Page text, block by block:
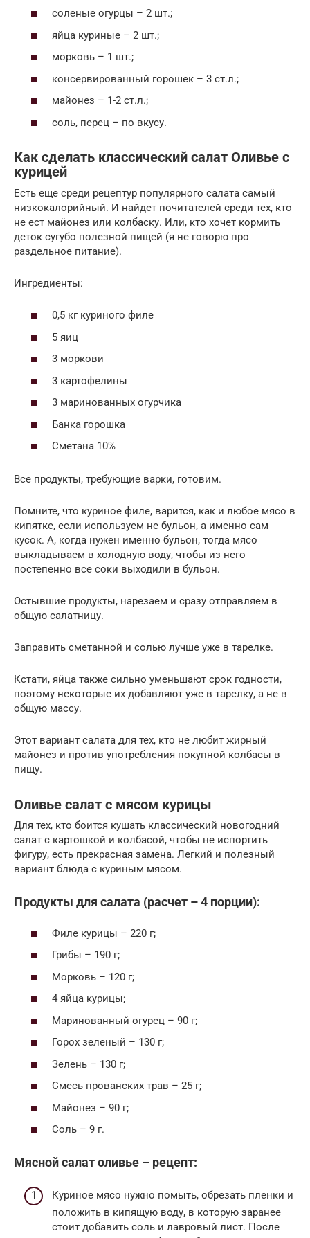
соленые огурцы – 2 шт.;
яйца куриные – 2 шт.;
морковь – 1 шт.;
консервированный горошек – 3 ст.л.;
майонез – 1-2 ст.л.;
соль, перец – по вкусу.
Как сделать классический салат Оливье с
курицей
Есть еще среди рецептур популярного салата самый
низкокалорийный. И найдет почитателей среди тех, кто
не ест майонез или колбаску. Или, кто хочет кормить
деток сугубо полезной пищей (я не говорю про
раздельное питание).
Ингредиенты:
0,5 кг куриного филе
5 яиц
3 моркови
3 картофелины
3 маринованных огурчика
Банка горошка
Сметана 10%
Все продукты, требующие варки, готовим.
Помните, что куриное филе, варится, как и любое мясо в
кипятке, если используем не бульон, а именно сам
кусок. А, когда нужен именно бульон, тогда мясо
выкладываем в холодную воду, чтобы из него
постепенно все соки выходили в бульон.
Остывшие продукты, нарезаем и сразу отправляем в
общую салатницу.
Заправить сметанной и солью лучше уже в тарелке.
Кстати, яйца также сильно уменьшают срок годности,
поэтому некоторые их добавляют уже в тарелку, а не в
общую массу.
Этот вариант салата для тех, кто не любит жирный
майонез и против употребления покупной колбасы в
пищу.
Оливье салат с мясом курицы
Для тех, кто боится кушать классический новогодний
салат с картошкой и колбасой, чтобы не испортить
фигуру, есть прекрасная замена. Легкий и полезный
вариант блюда с куриным мясом.
Продукты для салата (расчет – 4 порции):
Филе курицы – 220 г;
Грибы – 190 г;
Морковь – 120 г;
4 яйца курицы;
Маринованный огурец – 90 г;
Горох зеленый – 130 г;
Зелень – 130 г;
Смесь прованских трав – 25 г;
Майонез – 90 г;
Соль – 9 г.
Мясной салат оливье – рецепт:
Куриное мясо нужно помыть, обрезать пленки и
положить в кипящую воду, в которую заранее
стоит добавить соль и лавровый лист. После